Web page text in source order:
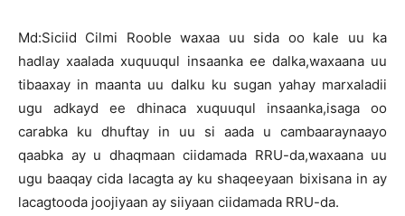
Md:Siciid Cilmi Rooble waxaa uu sida oo kale uu ka
hadlay xaalada xuquuqul insaanka ee dalka,waxaana uu
tibaaxay in maanta uu dalku ku sugan yahay marxaladii
ugu adkayd ee dhinaca xuquuqul insaanka,isaga oo
carabka ku dhuftay in uu si aada u cambaaraynaayo
qaabka ay u dhaqmaan ciidamada RRU-da,waxaana uu
ugu baaqay cida lacagta ay ku shaqeeyaan bixisana in ay
lacagtooda joojiyaan ay siiyaan ciidamada RRU-da.